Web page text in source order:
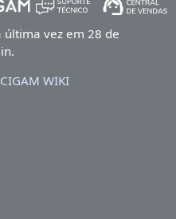
última vez em 28 de
WIKI